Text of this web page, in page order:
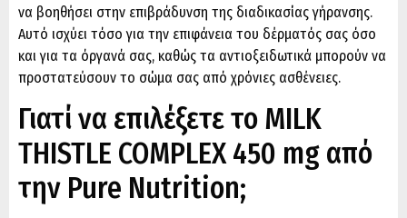
να βοηθήσει στην επιβράδυνση της διαδικασίας γήρανσης.
Αυτό ισχύει τόσο για την επιφάνεια του δέρματός σας όσο
και για τα όργανά σας, καθώς τα αντιοξειδωτικά μπορούν να
προστατεύσουν το σώμα σας από χρόνιες ασθένειες.
Γιατί να επιλέξετε το MILK
THISTLE COMPLEX 450 mg από
την Pure Nutrition;